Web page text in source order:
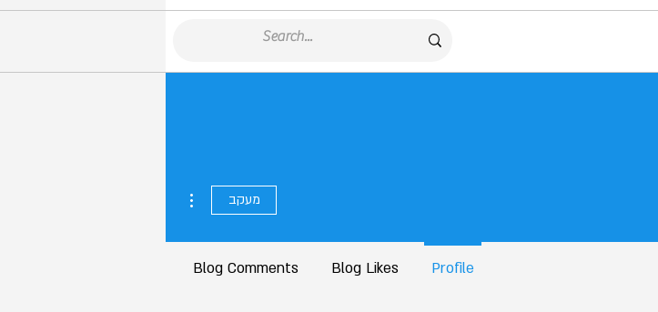
מעקב
Profile
Blog Likes
Blog Comments